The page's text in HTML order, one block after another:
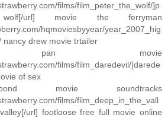
films/film_peter_the_wolf/]p
url] movie the ferryman
hqmoviesbyyear/year_2007_hig
nancy drew movie trtailer
pan movie
films/film_daredevil/]darede
of sex
movie soundtracks
films/film_deep_in_the_vall
url] footloose free full movie online